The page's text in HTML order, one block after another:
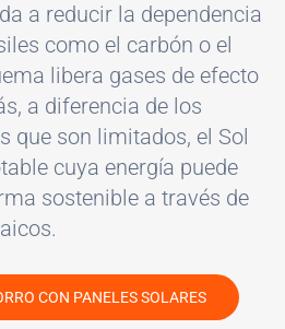
a reducir la dependencia
como el carbón o el
libera gases de efecto
a diferencia de los
que son limitados, el Sol
cuya energía puede
sostenible a través de
CON PANELES SOLARES